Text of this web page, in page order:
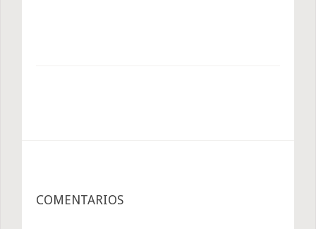
COMENTARIOS